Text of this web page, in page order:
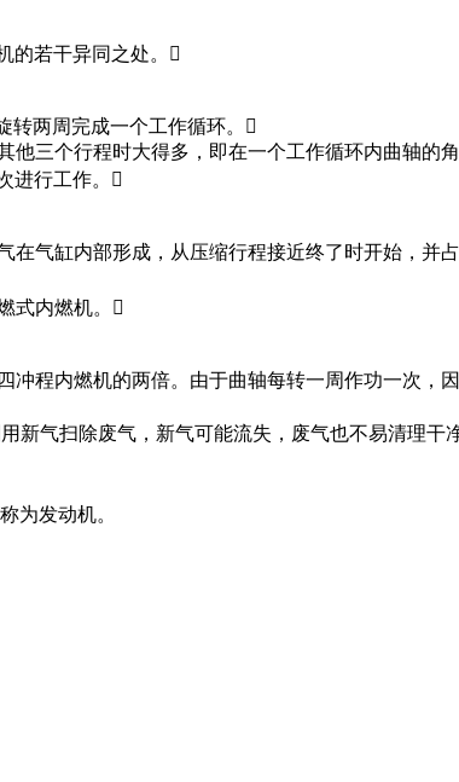
的若干异同之处。
转两周完成一个工作循环。
三个行程时大得多，即在一个工作循环内曲轴的
进行工作。
气缸内部形成，从压缩行程接近终了时开始，并
式内燃机。
程内燃机的两倍。由于曲轴每转一周作功一次，
新气扫除废气，新气可能流失，废气也不易清理干
为发动机。